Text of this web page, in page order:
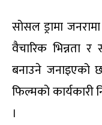
सोसल ड्रामा
वैचारिक भिन्नता
बनाउने जनाइएको
फिल्मको कार्यकारी
।